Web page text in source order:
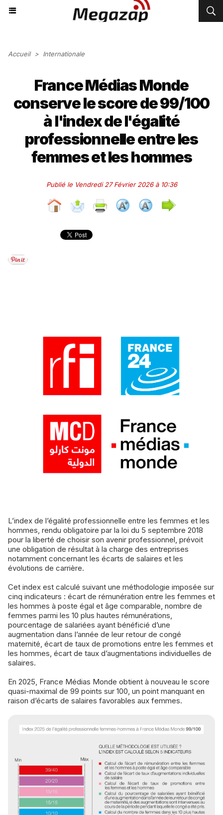
Accueil > Internationale
France Médias Monde
conserve le score de 99/100
à l'index de l'égalité
professionnelle entre les
femmes et les hommes
Publié le Vendredi 27 Février 2026 à 10:36
L’index de l’égalité professionnelle entre les femmes et les
hommes, rendu obligatoire par la loi du 5 septembre 2018
pour la liberté de choisir son avenir professionnel, prévoit
une obligation de résultat à la charge des entreprises
notamment concernant les écarts de salaires et les
évolutions de carrière.
Cet index est calculé suivant une méthodologie imposée sur
cinq indicateurs : écart de rémunération entre les femmes et
les hommes à poste égal et âge comparable, nombre de
femmes parmi les 10 plus hautes rémunérations,
pourcentage de salariées ayant bénéficié d’une
augmentation dans l’année de leur retour de congé
maternité, écart de taux de promotions entre les femmes et
les hommes, écart de taux d’augmentations individuelles de
salaires.
En 2025, France Médias Monde obtient à nouveau le score
quasi-maximal de 99 points sur 100, un point manquant en
raison d’écarts de salaires favorables aux femmes.